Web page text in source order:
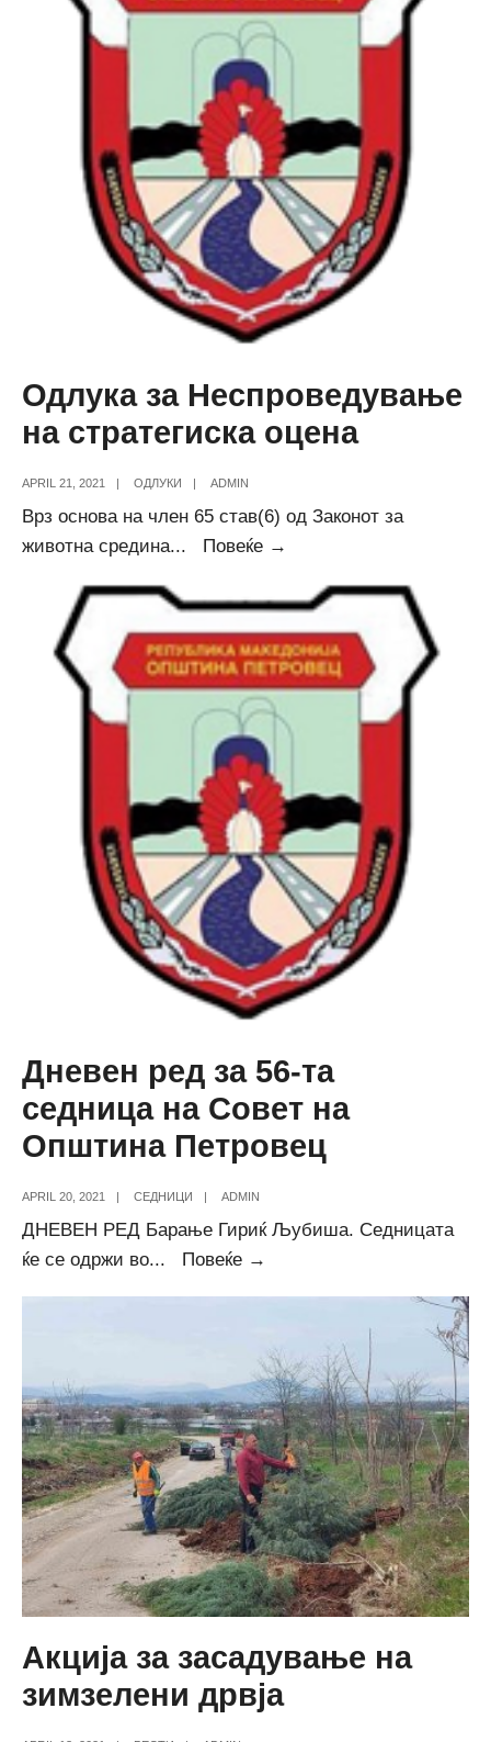
Ржаничино
Одлука за Неспроведување
на стратегиска оцена
APRIL 21, 2021 | ОДЛУКИ | ADMIN
Врз основа на член 65 став(6) од Законот за
животна средина... Повеќе →
Неспроведување
на
стратегиска
оцена
Дневен ред за 56-та
седница на Совет на
Општина Петровец
APRIL 20, 2021 | СЕДНИЦИ | ADMIN
ДНЕВЕН РЕД Барање Гириќ Љубиша. Седницата
ќе се одржи во... Повеќе →
56-
та
седница
на
Совет
на
Општина
Петровец
Акција за засадување на
зимзелени дрвја